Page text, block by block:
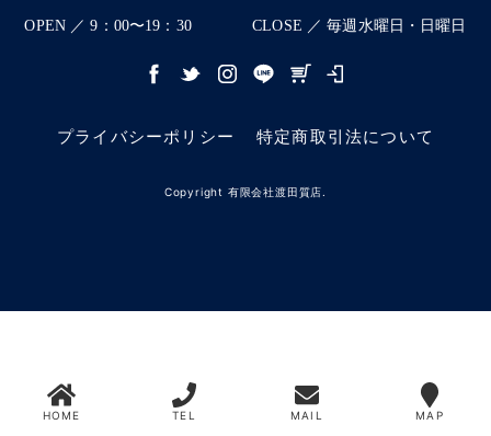
OPEN ／ 9：00〜19：30 CLOSE ／ 毎週水曜日・日曜日
プライバシーポリシー 特定商取引法について
Copyright 有限会社渡田質店.
HOME TEL MAIL MAP